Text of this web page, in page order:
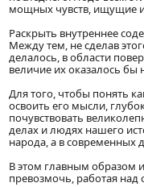
мощных чувств, ищущие и
Раскрыть внутреннее
Между тем, не сделав
делалось, в области
величие их оказалось бы
Для того, чтобы понять
освоить его мысли,
почувствовать
делах и людях нашего
народа, а в современных
В этом главным образом
превозмочь, работая над